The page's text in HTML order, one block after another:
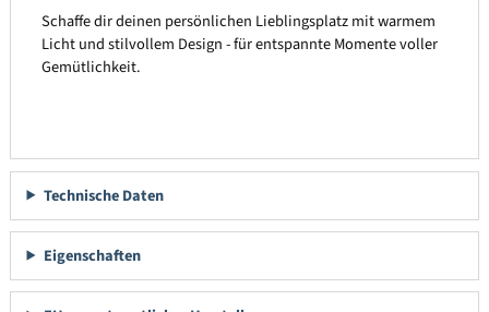
Schaffe dir deinen persönlichen Lieblingsplatz mit warmem
Licht und stilvollem Design - für entspannte Momente voller
Gemütlichkeit.
Technische Daten
Eigenschaften